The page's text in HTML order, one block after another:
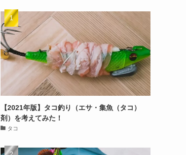
【2021年版】タコ釣り（エサ・集魚（タコ）
剤）を考えてみた！
タコ